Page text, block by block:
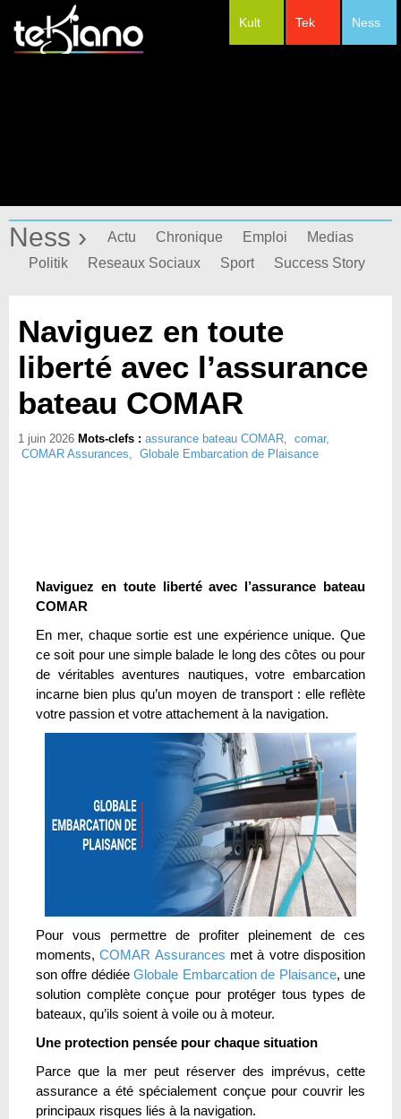
Ness
Tek
Kult
Ness › Actu Chronique Emploi
Medias
Politik
Reseaux Sociaux Sport Success Story
Naviguez en toute
liberté avec l’assurance
bateau COMAR
1 juin 2026 Mots-clefs : assurance bateau COMAR, comar,
COMAR Assurances, Globale Embarcation de Plaisance
Naviguez en toute liberté avec l’assurance bateau
COMAR
En mer, chaque sortie est une expérience unique. Que
ce soit pour une simple balade le long des côtes ou pour
de véritables aventures nautiques, votre embarcation
incarne bien plus qu’un moyen de transport : elle reflète
votre passion et votre attachement à la navigation.
Pour vous permettre de profiter pleinement de ces
moments,COMAR Assurances met à votre disposition
son offre dédiéeGlobale Embarcation de Plaisance, une
solution complète conçue pour protéger tous types de
bateaux, qu’ils soient à voile ou à moteur.
Une protection pensée pour chaque situation
Parce que la mer peut réserver des imprévus, cette
assurance a été spécialement conçue pour couvrir les
principaux risques liés à la navigation.